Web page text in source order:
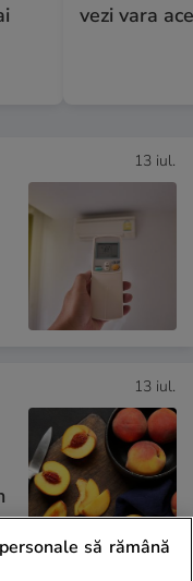
vezi vara
13 iul.
13 iul.
să rămână